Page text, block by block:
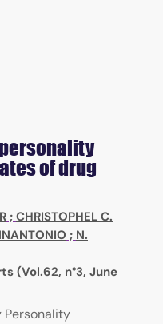
of drug
; CHRISTOPHEL C.
; N.
(Vol.62, n°3, June
Personality